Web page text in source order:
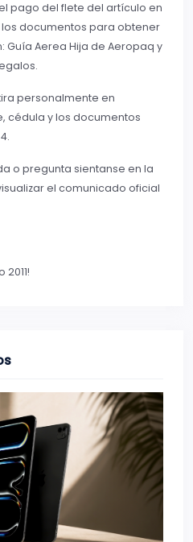
pago del flete del artículo en
documentos para obtener
Guía Aerea Hija de Aeropaq y
personalmente en
cédula y los documentos
o pregunta sientanse en la
el comunicado oficial